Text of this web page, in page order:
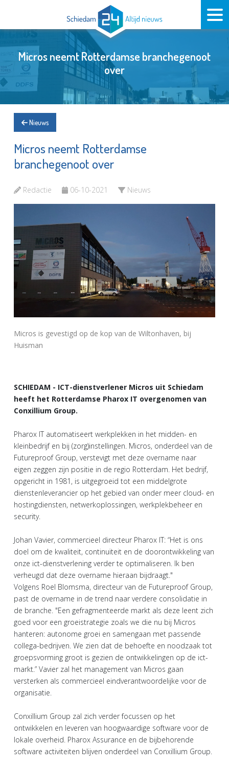
Micros neemt Rotterdamse branchegenoot
over
Nieuws
Micros neemt Rotterdamse
branchegenoot over
Redactie 06-10-2021 Nieuws
Micros is gevestigd op de kop van de Wiltonhaven, bij
Huisman
SCHIEDAM - ICT-dienstverlener Micros uit Schiedam
heeft het Rotterdamse Pharox IT overgenomen van
Conxillium Group.
Pharox IT automatiseert werkplekken in het midden- en
kleinbedrijf en bij (zorg)instellingen. Micros, onderdeel van de
Futureproof Group, verstevigt met deze overname naar
eigen zeggen zijn positie in de regio Rotterdam. Het bedrijf,
opgericht in 1981, is uitgegroeid tot een middelgrote
dienstenleverancier op het gebied van onder meer cloud- en
hostingdiensten, netwerkoplossingen, werkplekbeheer en
security.
Johan Vavier, commercieel directeur Pharox IT: “Het is ons
doel om de kwaliteit, continuïteit en de doorontwikkeling van
onze ict-dienstverlening verder te optimaliseren. Ik ben
verheugd dat deze overname hieraan bijdraagt."
Volgens Roel Blomsma, directeur van de Futureproof Group,
past de overname in de trend naar verdere consolidatie in
de branche. "Een gefragmenteerde markt als deze leent zich
goed voor een groeistrategie zoals we die nu bij Micros
hanteren: autonome groei en samengaan met passende
collega-bedrijven. We zien dat de behoefte en noodzaak tot
groepsvorming groot is gezien de ontwikkelingen op de ict-
markt.” Vavier zal het management van Micros gaan
versterken als commercieel eindverantwoordelijke voor de
organisatie.
Conxillium Group zal zich verder focussen op het
ontwikkelen en leveren van hoogwaardige software voor de
lokale overheid. Pharox Assurance en de bijbehorende
software activiteiten blijven onderdeel van Conxillium Group.